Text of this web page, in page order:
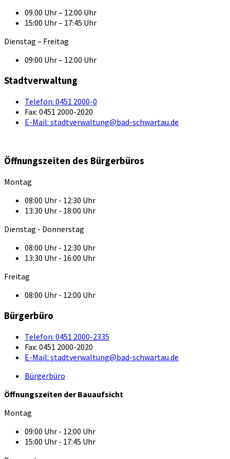
09.00 Uhr – 12:00 Uhr
15:00 Uhr – 17:45 Uhr
Dienstag – Freitag
09:00 Uhr – 12:00 Uhr
Stadtverwaltung
Telefon: 0451 2000-0
Fax: 0451 2000-2020
E-Mail: stadtverwaltung@bad-schwartau.de
Öffnungszeiten des Bürgerbüros
Montag
08:00 Uhr - 12:30 Uhr
13:30 Uhr - 18:00 Uhr
Dienstag - Donnerstag
08:00 Uhr - 12:30 Uhr
13:30 Uhr - 16:00 Uhr
Freitag
08:00 Uhr - 12:00 Uhr
Bürgerbüro
Telefon: 0451 2000-2335
Fax: 0451 2000-2020
E-Mail: stadtverwaltung@bad-schwartau.de
Bürgerbüro
Öffnungszeiten der Bauaufsicht
Montag
09:00 Uhr - 12:00 Uhr
15:00 Uhr - 17:45 Uhr